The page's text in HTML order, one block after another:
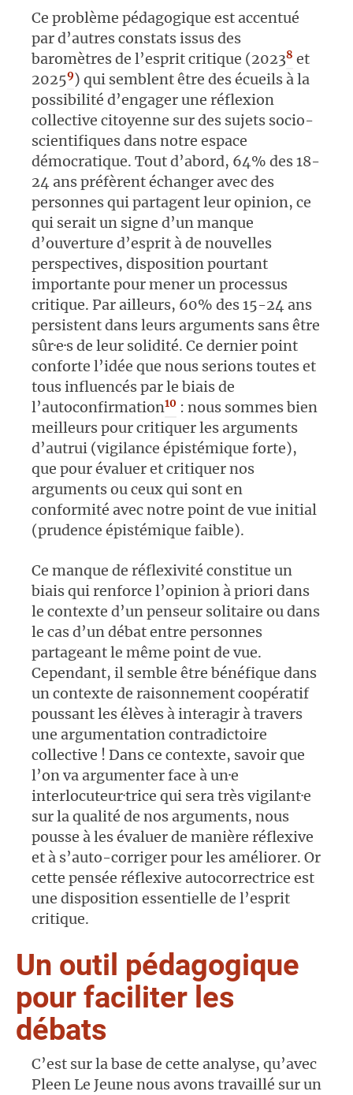
Ce problème pédagogique est accentué
par d’autres constats issus des
baromètres de l’esprit critique (20238 et
20259) qui semblent être des écueils à la
possibilité d’engager une réflexion
collective citoyenne sur des sujets socio-
scientifiques dans notre espace
démocratique. Tout d’abord, 64% des 18-
24 ans préfèrent échanger avec des
personnes qui partagent leur opinion, ce
qui serait un signe d’un manque
d’ouverture d’esprit à de nouvelles
perspectives, disposition pourtant
importante pour mener un processus
critique. Par ailleurs, 60% des 15-24 ans
persistent dans leurs arguments sans être
sûr·e·s de leur solidité. Ce dernier point
conforte l’idée que nous serions toutes et
tous influencés par le biais de
l’autoconfirmation10 : nous sommes bien
meilleurs pour critiquer les arguments
d’autrui (vigilance épistémique forte),
que pour évaluer et critiquer nos
arguments ou ceux qui sont en
conformité avec notre point de vue initial
(prudence épistémique faible).
Ce manque de réflexivité constitue un
biais qui renforce l’opinion à priori dans
le contexte d’un penseur solitaire ou dans
le cas d’un débat entre personnes
partageant le même point de vue.
Cependant, il semble être bénéfique dans
un contexte de raisonnement coopératif
poussant les élèves à interagir à travers
une argumentation contradictoire
collective ! Dans ce contexte, savoir que
l’on va argumenter face à un·e
interlocuteur·trice qui sera très vigilant·e
sur la qualité de nos arguments, nous
pousse à les évaluer de manière réflexive
et à s’auto-corriger pour les améliorer. Or
cette pensée réflexive autocorrectrice est
une disposition essentielle de l’esprit
critique.
Un outil pédagogique
pour faciliter les
débats
C’est sur la base de cette analyse, qu’avec
Pleen Le Jeune nous avons travaillé sur un